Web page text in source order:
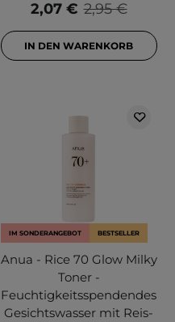
2,95 €
2,07 €
IN DEN WARENKORB
IM SONDERANGEBOT BESTSELLER
Anua - Rice 70 Glow Milky
Toner -
Feuchtigkeitsspendendes
Gesichtswasser mit Reis-